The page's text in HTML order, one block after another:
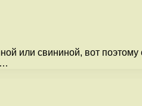
или свининой, вот